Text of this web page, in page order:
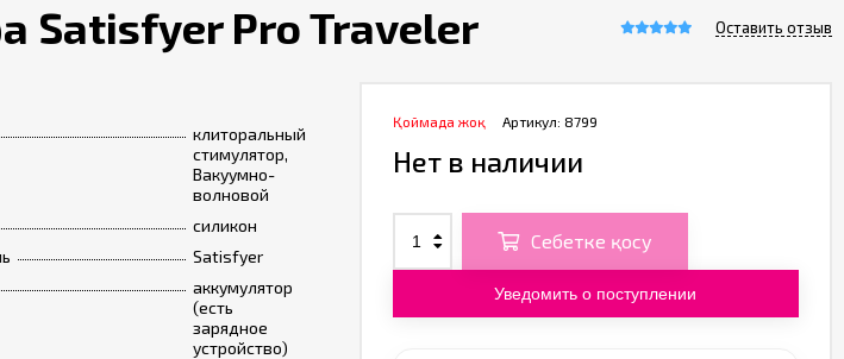
Satisfyer Pro Traveler Оставить отзыв
клиторальный
стимулятор,
Вакуумно-
волновой
силикон
Satisfyer
аккумулятор
(есть
зарядное
устройство)
Артикул: 8799
Қоймада жоқ
Нет в наличии
Себетке қосу
Уведомить о поступлении